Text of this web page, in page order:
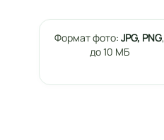
Формат фото:JPG, PNG,
до 10 МБ